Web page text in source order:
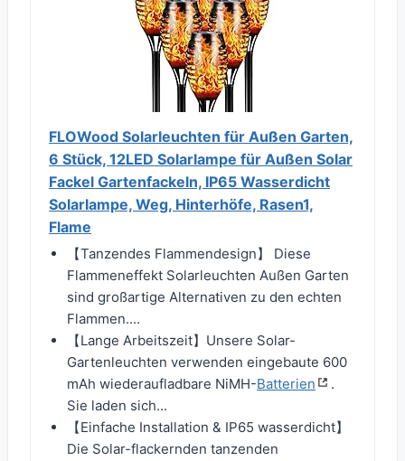
FLOWood Solarleuchten für Außen Garten,
6 Stück, 12LED Solarlampe für Außen Solar
Fackel Gartenfackeln, IP65 Wasserdicht
Solarlampe, Weg, Hinterhöfe, Rasen1,
Flame
【Tanzendes Flammendesign】 Diese
Flammeneffekt Solarleuchten Außen Garten
sind großartige Alternativen zu den echten
Flammen....
【Lange Arbeitszeit】Unsere Solar-
Gartenleuchten verwenden eingebaute 600
mAh wiederaufladbare NiMH-Batterien
.
Sie laden sich...
【Einfache Installation & IP65 wasserdicht】
Die Solar-flackernden tanzenden